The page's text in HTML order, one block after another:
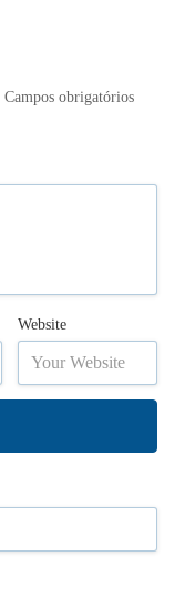
Campos obrigatórios
Website